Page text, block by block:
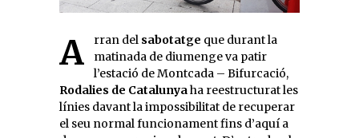
Arran del sabotatge que durant la
matinada de diumenge va patir
l’estació de Montcada – Bifurcació,
Rodalies de Catalunyaha reestructurat les
línies davant la impossibilitat de recuperar
el seu normal funcionament fins d’aquí a